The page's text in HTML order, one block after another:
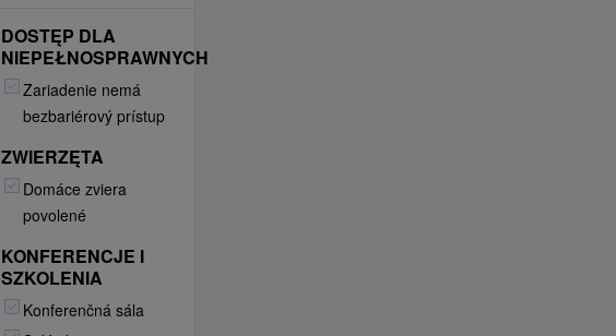
DOSTĘP DLA
NIEPEŁNOSPRAWNYCH
Zariadenie nemá
bezbariérový prístup
ZWIERZĘTA
Domáce zviera
povolené
KONFERENCJE I
SZKOLENIA
Konferenčná sála